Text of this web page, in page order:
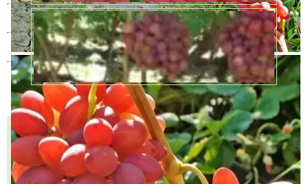
6 лет 6020 руб.
В наличии
7 лет 7740 руб.
В наличии
8 лет 10320 руб.
В наличии
Количество
КУПИТЬ В ОДИН КЛИК